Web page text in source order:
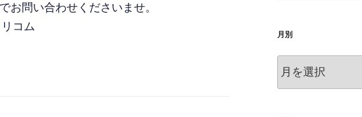
お問い合わせくださいませ。
コム
月別
月
別